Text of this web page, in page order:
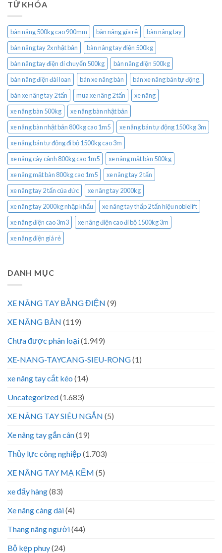
TỪ KHÓA
bàn nâng 500kg cao 900mm bàn nâng gía rẻ
bàn nâng tay
bàn nâng tay 2x nhật bản
bàn nâng tay điện 500kg
bàn nâng tay điện di chuyển 500kg
bàn nâng điện 500kg
bàn nâng điện đài loan
bán xe nâng bàn
bán xe nâng bán tự động.
bán xe nâng tay 2 tấn
mua xe nâng 2 tấn
xe nâng
xe nâng bàn 500kg
xe nâng bàn nhật bản
xe nâng bàn nhật bản 800kg cao 1m5
xe nâng bán tự động 1500kg 3m
xe nâng bán tự động đi bộ 1500kg cao 3m
xe nâng cây cảnh 800kg cao 1m5
xe nâng mặt bàn 500kg
xe nâng mặt bàn 800kg cao 1m5
xe nâng tay 2 tấn
xe nâng tay 2 tấn của đức
xe nâng tay 2000kg
xe nâng tay 2000kg nhập khẩu
xe nâng tay thấp 2 tấn hiệu noblelift
xe nâng điện cao 3m3
xe nâng điện cao đi bộ 1500kg 3m
xe nâng điện giá rẻ
DANH MỤC
XE NÂNG TAY BẰNG ĐIỆN (9)
XE NÂNG BÀN (119)
Chưa được phân loại(1.949)
XE-NANG-TAYCANG-SIEU-RONG(1)
xe nâng tay cắt kéo (14)
Uncategorized(1.683)
XE NÂNG TAY SIÊU NGẮN (5)
Xe nâng tay gắn cân(19)
Thủy lực công nghiệp (1.703)
XE NÂNG TAY MẠ KẼM (5)
xe đẩy hàng(83)
Xe nâng càng dài(4)
Thang nâng người(44)
Bộ kẹp phuy(24)